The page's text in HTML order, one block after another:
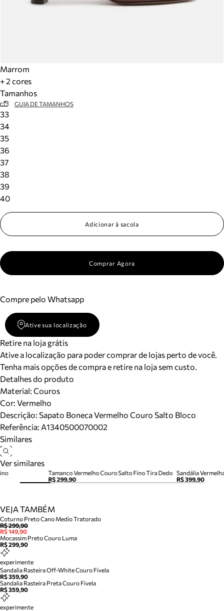
Marrom
+ 2 cores
Tamanhos
GUIA DE TAMANHOS
33
34
35
36
37
38
39
40
Adicionar à sacola
Comprar Agora
Compre pelo Whatsapp
Ative sua localização
Retire na loja grátis
Ative a localização para poder comprar de lojas perto de você.
Tenha mais opções de compra e retire na loja sem custo.
Detalhes do produto
Material: Couros
Cor: Vermelho
Descrição: Sapato Boneca Vermelho Couro Salto Bloco
Referência: A1340500070002
Similares
Ver similares
Tamanco Vermelho Couro Salto Fino Tira Dedo
R$ 299,90
Sandália
R$ 399,90
VEJA TAMBÉM
Coturno Preto Cano Medio Tratorado
R$ 299,90
R$ 149,90
Mocassim Preto Couro Luma
R$ 299,90
experimente
Sandalia Rasteira Off-White Couro Fivela
R$ 359,90
Sandalia Rasteira Preta Couro Fivela
R$ 359,90
experimente